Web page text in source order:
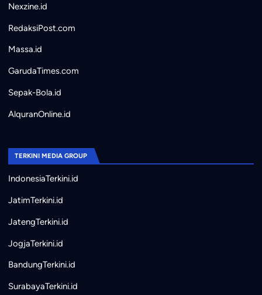
Nexzine.id
RedaksiPost.com
Massa.id
GarudaTimes.com
Sepak-Bola.id
AlquranOnline.id
TERKINI MEDIA GROUP
IndonesiaTerkini.id
JatimTerkini.id
JatengTerkini.id
JogjaTerkini.id
BandungTerkini.id
SurabayaTerkini.id